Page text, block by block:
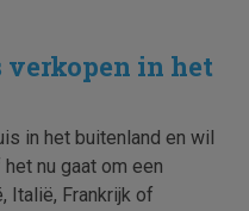
in het
in het buitenland en wil
nu gaat om een
Italië, Frankrijk of